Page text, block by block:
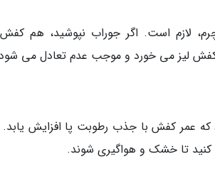
لازم است. اگر جوراب نپوشید، هم
کفش لیز می خورد و موجب عدم تعادل می
عمر کفش با جذب رطوبت پا افزایش
کنید تا خشک و هواگیری شوند.